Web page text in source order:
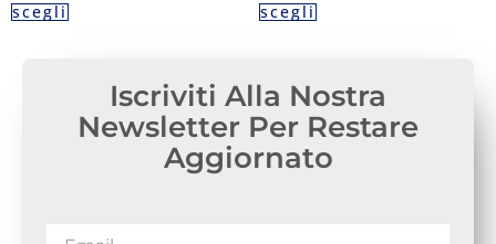
scegli scegli
Iscriviti Alla Nostra
Newsletter Per Restare
Aggiornato